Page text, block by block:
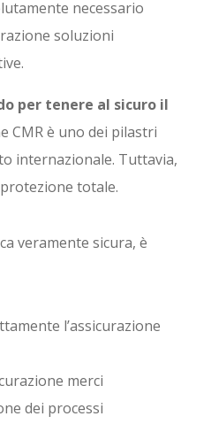
necessario
soluzioni
per tenere al sicuro il
CMR è uno dei pilastri
internazionale. Tuttavia,
totale.
veramente sicura, è
l’assicurazione
merci
dei processi